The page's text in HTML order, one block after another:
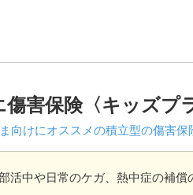
害保険〈キッズプ
向けにオススメの積立型の傷害保
活中や日常のケガ、熱中症の補償